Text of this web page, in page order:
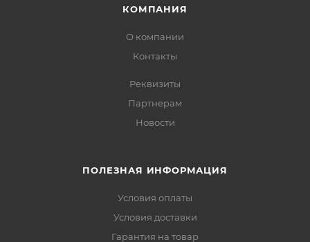
КОМПАНИЯ
О компании
Контакты
Реквизиты
Партнерам
Новости
ПОЛЕЗНАЯ ИНФОРМАЦИЯ
Условия оплаты
Условия доставки
Гарантия на товар